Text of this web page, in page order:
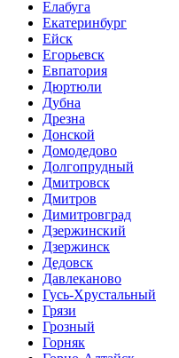
Елабуга
Екатеринбург
Ейск
Егорьевск
Евпатория
Дюртюли
Дубна
Дрезна
Донской
Домодедово
Долгопрудный
Дмитровск
Дмитров
Димитровград
Дзержинский
Дзержинск
Дедовск
Давлеканово
Гусь-Хрустальный
Грязи
Грозный
Горняк